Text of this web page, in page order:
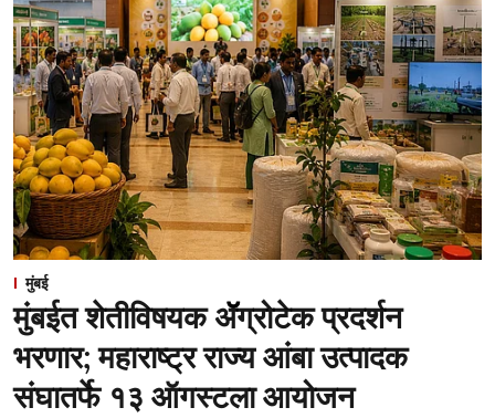
मुंबई
मुंबईत शेतीविषयक ॲॅग्रोटेक प्रदर्शन
भरणार; महाराष्ट्र राज्य आंबा उत्पादक
संघातर्फे १३ ऑगस्टला आयोजन